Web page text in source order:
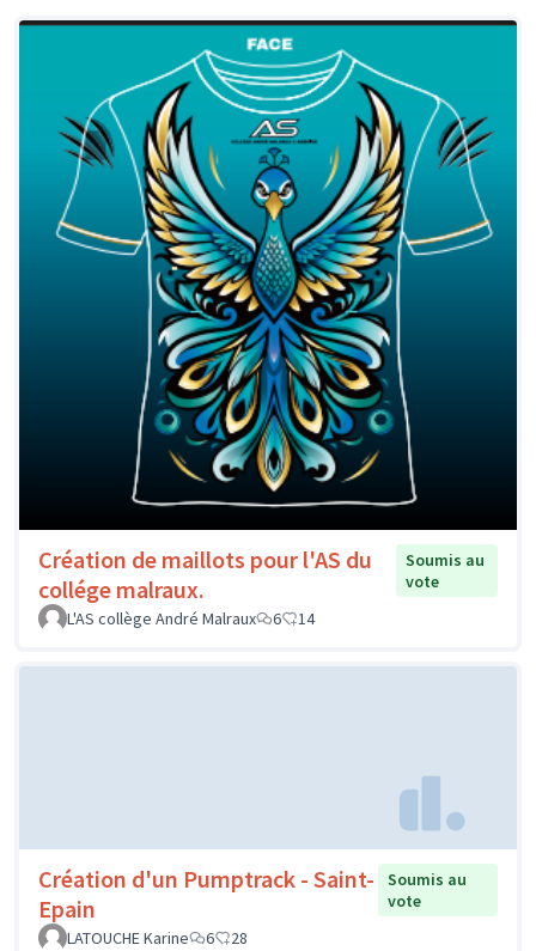
Création de maillots pour l'AS du
collége malraux.
Soumis au
vote
L'AS collège André Malraux
6 14
Création d'un Pumptrack - Saint-
Epain
Soumis au
vote
LATOUCHE Karine
6 28